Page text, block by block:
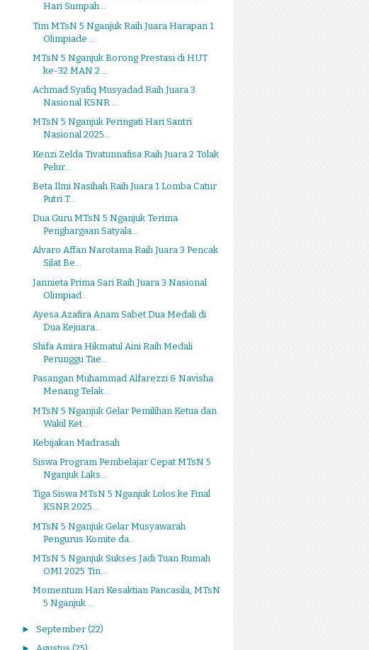
Hari Sumpah...
Tim MTsN 5 Nganjuk Raih Juara Harapan 1
Olimpiade ...
MTsN 5 Nganjuk Borong Prestasi di HUT
ke-32 MAN 2 ...
Achmad Syafiq Musyadad Raih Juara 3
Nasional KSNR ...
MTsN 5 Nganjuk Peringati Hari Santri
Nasional 2025...
Kenzi Zelda Tivatunnafisa Raih Juara 2 Tolak
Pelur...
Beta Ilmi Nasihah Raih Juara 1 Lomba Catur
Putri T...
Dua Guru MTsN 5 Nganjuk Terima
Penghargaan Satyala...
Alvaro Affan Narotama Raih Juara 3 Pencak
Silat Be...
Jannieta Prima Sari Raih Juara 3 Nasional
Olimpiad...
Ayesa Azafira Anam Sabet Dua Medali di
Dua Kejuara...
Shifa Amira Hikmatul Aini Raih Medali
Perunggu Tae...
Pasangan Muhammad Alfarezzi & Navisha
Menang Telak...
MTsN 5 Nganjuk Gelar Pemilihan Ketua dan
Wakil Ket...
Kebijakan Madrasah
Siswa Program Pembelajar Cepat MTsN 5
Nganjuk Laks...
Tiga Siswa MTsN 5 Nganjuk Lolos ke Final
KSNR 2025...
MTsN 5 Nganjuk Gelar Musyawarah
Pengurus Komite da...
MTsN 5 Nganjuk Sukses Jadi Tuan Rumah
OMI 2025 Tin...
Momentum Hari Kesaktian Pancasila, MTsN
5 Nganjuk ...
► September (22)